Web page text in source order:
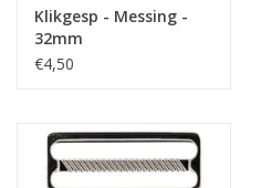
Klikgesp - Messing -
32mm
€4,50